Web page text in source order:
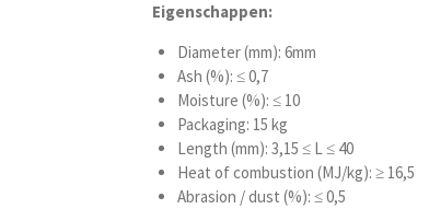
Eigenschappen:
Diameter (mm): 6mm
Ash (%): ≤ 0,7
Moisture (%): ≤ 10
Packaging: 15 kg
Length (mm): 3,15 ≤ L ≤ 40
Heat of combustion (MJ/kg): ≥ 16,5
Abrasion / dust (%): ≤ 0,5